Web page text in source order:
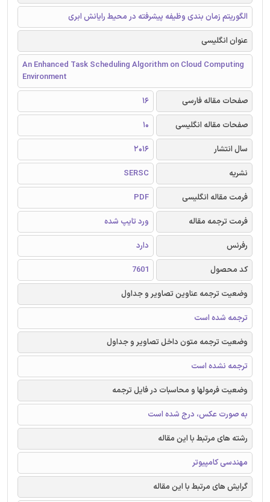
الگوریتم زمان بندی وظیفه پیشرفته در محیط رایانش ابری
عنوان انگلیسی
An Enhanced Task Scheduling Algorithm on Cloud Computing
Environment
صفحات مقاله فارسی
16
صفحات مقاله انگلیسی
10
سال انتشار
2016
نشریه
SERSC
فرمت مقاله انگلیسی
PDF
فرمت ترجمه مقاله
ورد تایپ شده
رفرنس
دارد
کد محصول
7601
وضعیت ترجمه عناوین تصاویر و جداول
ترجمه شده است
وضعیت ترجمه متون داخل تصاویر و جداول
ترجمه نشده است
وضعیت فرمولها و محاسبات در فایل ترجمه
به صورت عکس، درج شده است
رشته های مرتبط با این مقاله
مهندسی کامپیوتر
گرایش های مرتبط با این مقاله